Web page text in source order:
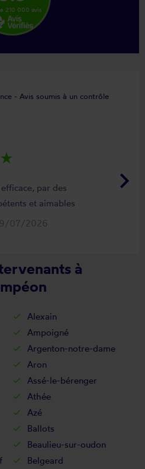
210 000 avis
- Avis soumis à un contrôle
keyboard_arrow_right
star_rate
par des
et aimables
07/2026
à
Alexain
Ampoigné
Argenton-notre-dame
Aron
Assé-le-bérenger
Athée
Azé
Ballots
Beaulieu-sur-oudon
Belgeard